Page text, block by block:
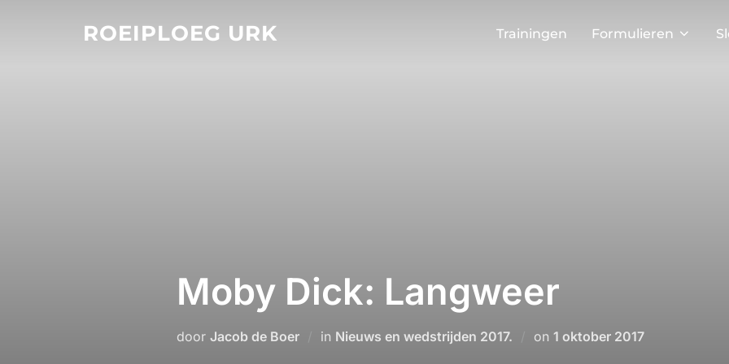
ROEIPLOEG URK Trainingen Formulieren
Moby Dick: Langweer
door Jacob de Boer in Nieuws en wedstrijden 2017. on Geplaatst
1 oktober 2017